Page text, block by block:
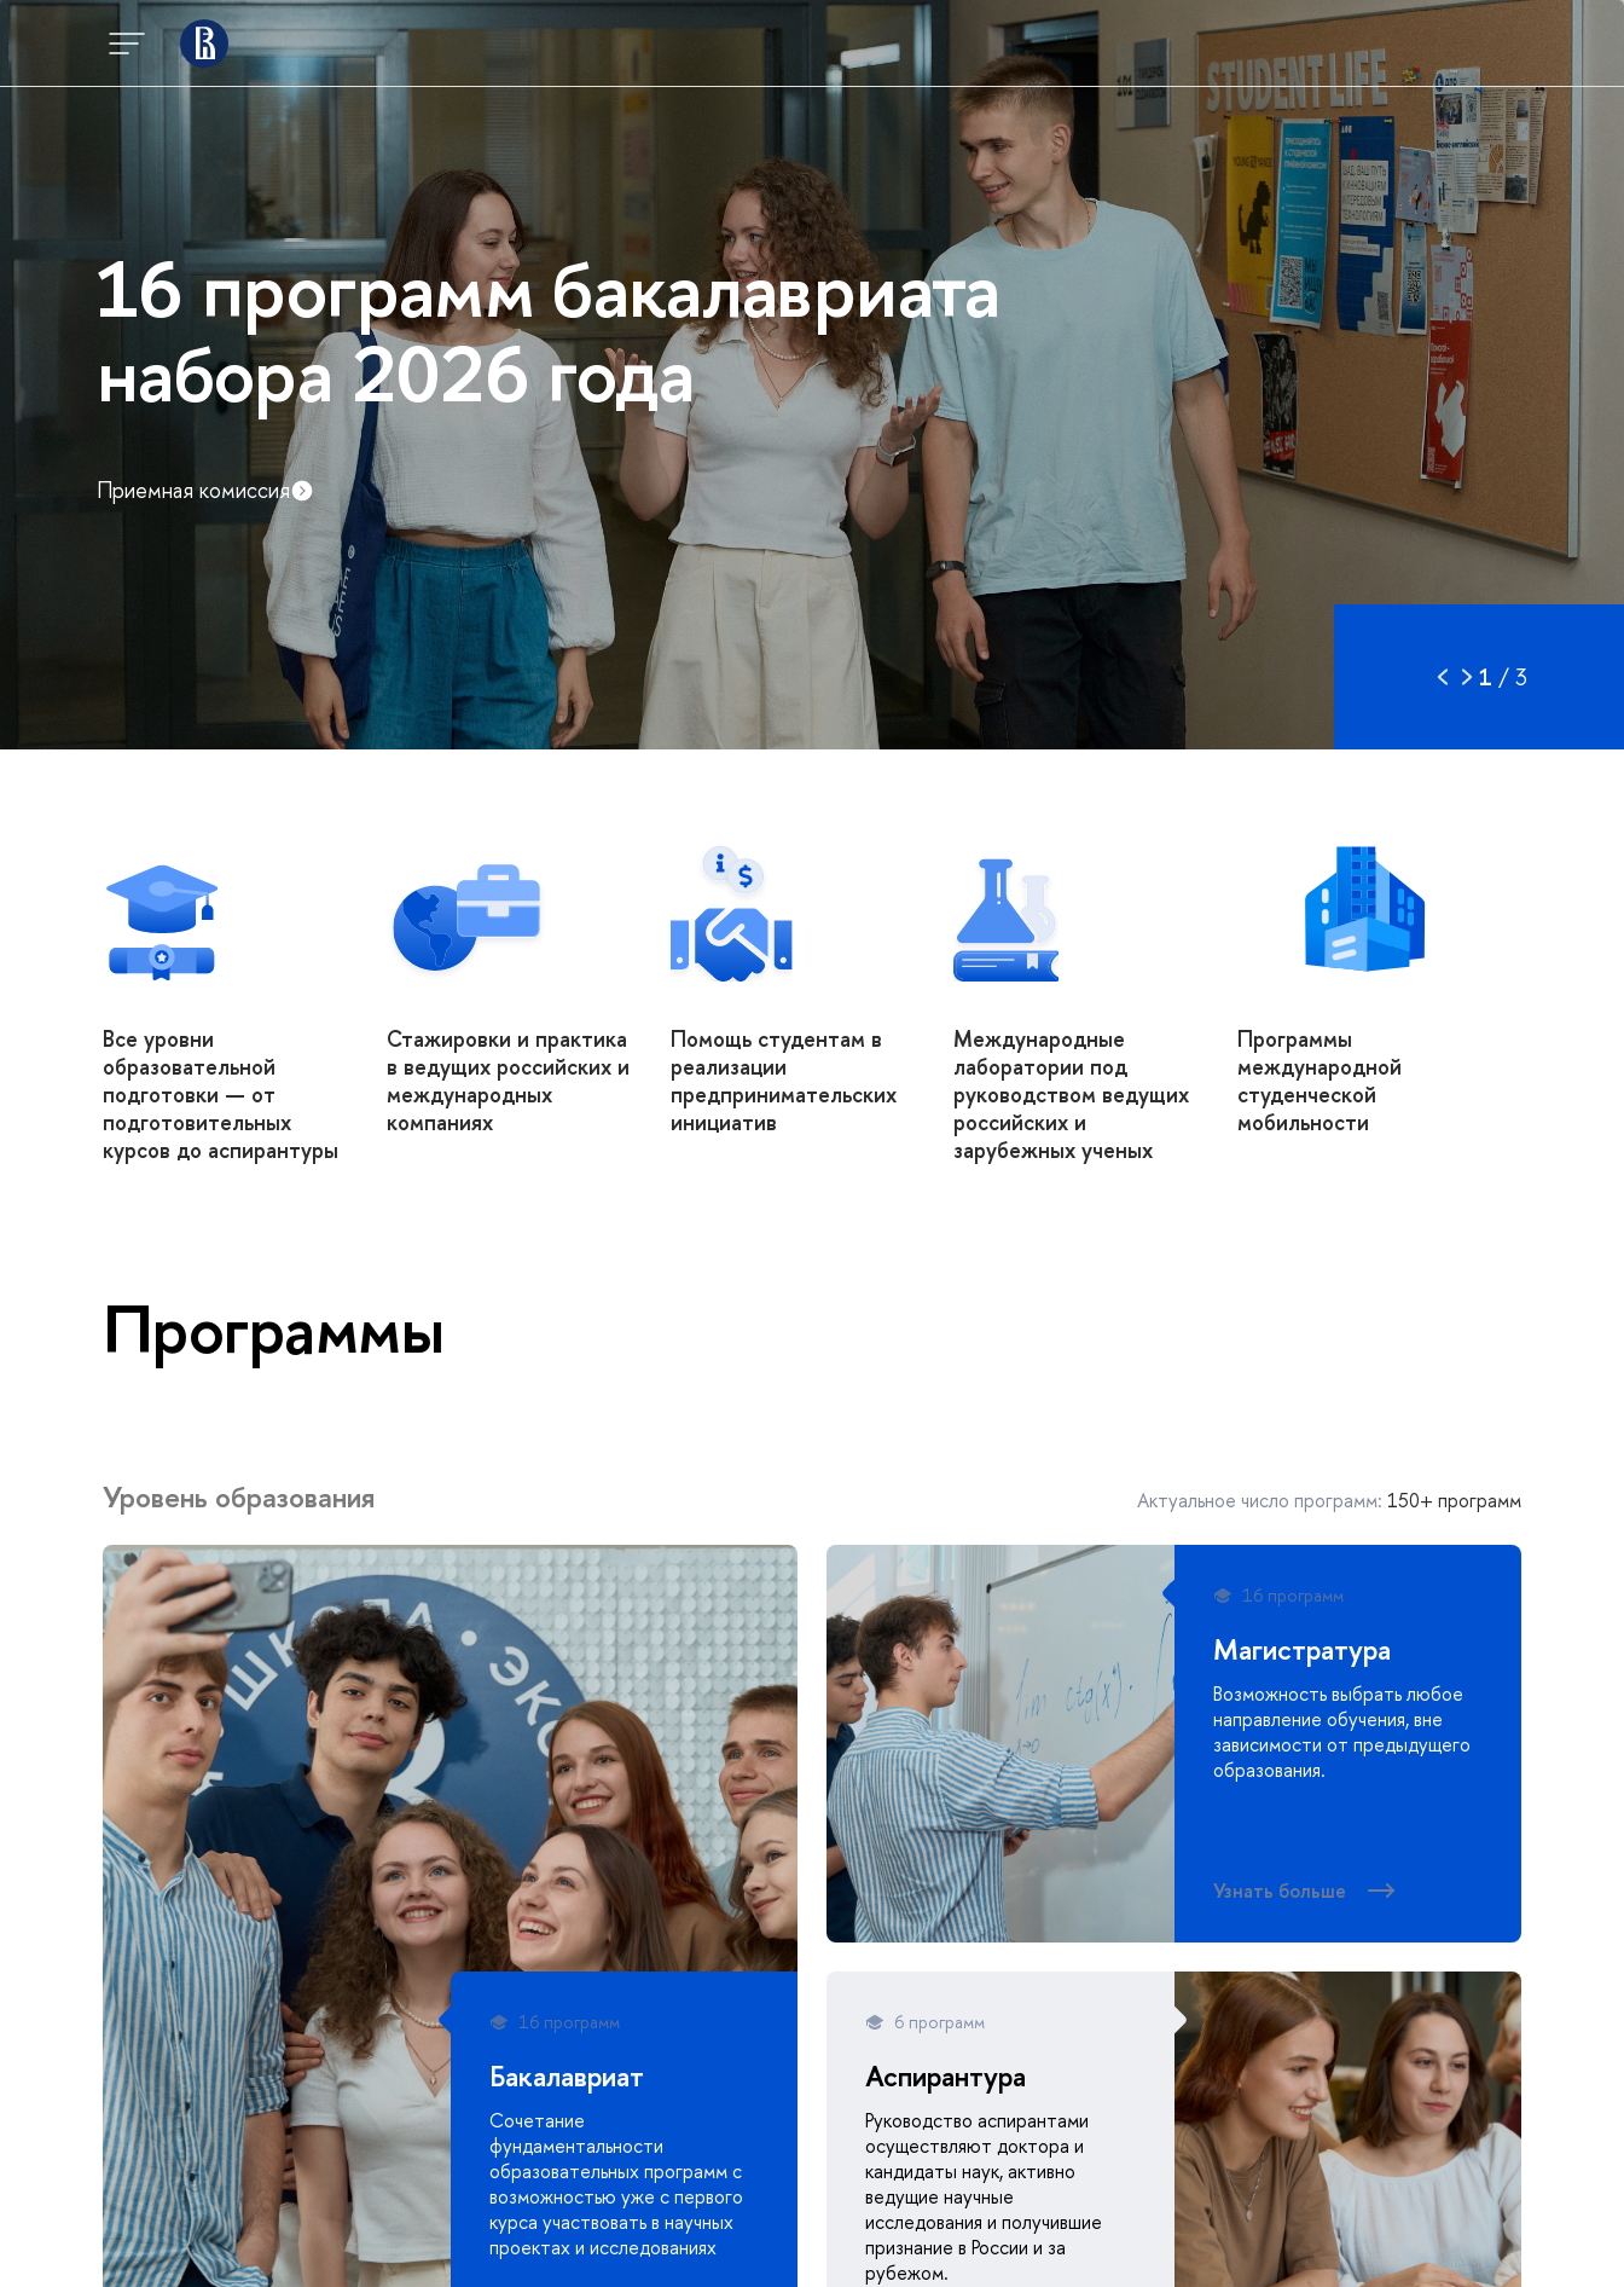
16 программ бакалавриата
набора 2026 года
Приемная комиссия
1 / 3
Все уровни
образовательной
подготовки — от
подготовительных
курсов до аспирантуры
Стажировки и практика
в ведущих российских и
международных
компаниях
Помощь студентам в
реализации
предпринимательских
инициатив
Международные
лаборатории под
руководством ведущих
российских и
зарубежных ученых
Программы
международной
студенческой
мобильности
Программы
Уровень образования Актуальное число программ: 150+ программ
16 программ
Бакалавриат
Сочетание
фундаментальности
образовательных программ с
возможностью уже с первого
курса участвовать в научных
проектах и исследованиях
16 программ
Магистратура
Возможность выбрать любое
направление обучения, вне
зависимости от предыдущего
образования.
Узнать больше
6 программ
Аспирантура
Руководство аспирантами
осуществляют доктора и
кандидаты наук, активно
ведущие научные
исследования и получившие
признание в России и за
рубежом.